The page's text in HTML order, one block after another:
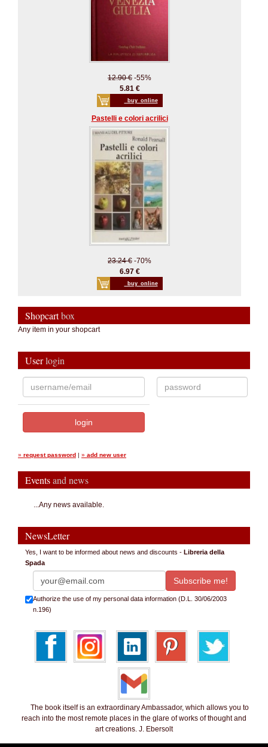
12.90 € -55%
5.81 €
_buy_online
Pastelli e colori acrilici
23.24 € -70%
6.97 €
_buy_online
Shopcartbox
Any item in your shopcart
Userlogin
» request password | » add new user
Eventsand news
...Any news available.
NewsLetter
Yes, I want to be informed about news and discounts - Libreria della
Spada
Authorize the use of my personal data information (D.L. 30/06/2003
n.196)
The book itself is an extraordinary Ambassador, which allows you to
reach into the most remote places in the glare of works of thought and
art creations. J. Ebersolt